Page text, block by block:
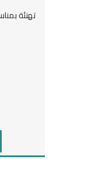
تهنئة